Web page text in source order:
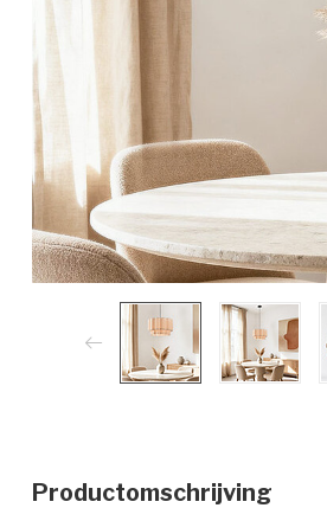
Productomschrijving